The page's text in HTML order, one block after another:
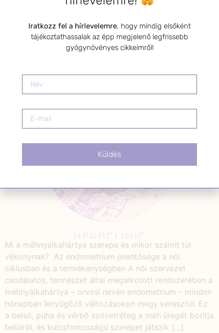
Miért vékony a
méhnyálkahártyád és
hogyan támogathatod
természetes úton?
Mi a méhnyálkahártya szerepe és mikor számít túl
vékonynak? Az endometrium jelentősége a női
ciklusban és a termékenységben A női szervezet
csodálatos, természet által megalkotott rendszerében a
méhnyálkahártya – orvosi nevén endometrium – minden
hónapban lenyűgöző változásokon megy keresztül. Ez
a belső, puha és vérbő szövetréteg a méh üregét borítja
belülről, és kulcsfontosságú szerepet játszik […]
Iratkozz fel a hírlevelemre, hogy mindig elsőként
tájékoztathassalak az épp megjelenő legfrissebb
gyógynövényes cikkeimről!
Küldés